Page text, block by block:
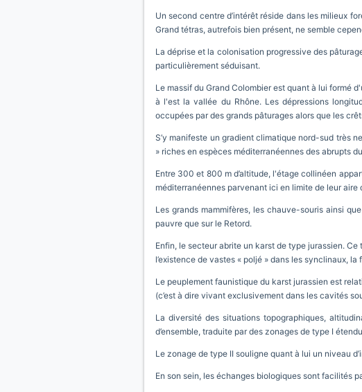
Un second centre d’intérêt réside dans les milieux
Grand tétras, autrefois bien présent, ne semble
La déprise et la colonisation progressive des
particulièrement séduisant.
Le massif du Grand Colombier est quant à lui formé
à l'est la vallée du Rhône. Les dépressions
occupées par des grands pâturages alors que les
S’y manifeste un gradient climatique nord-sud très
» riches en espèces méditerranéennes des abrupts
Entre 300 et 800 m d’altitude, l'étage collinéen
méditerranéennes parvenant ici en limite de leur
Les grands mammifères, les chauve-souris ainsi
pauvre que sur le Retord.
Enfin, le secteur abrite un karst de type jurassien.
l’existence de vastes « poljé » dans les synclinaux,
Le peuplement faunistique du karst jurassien est
(c’est à dire vivant exclusivement dans les cavités
La diversité des situations topographiques,
d’ensemble, traduite par des zonages de type I
Le zonage de type II souligne quant à lui un niveau
En son sein, les échanges biologiques sont facilités